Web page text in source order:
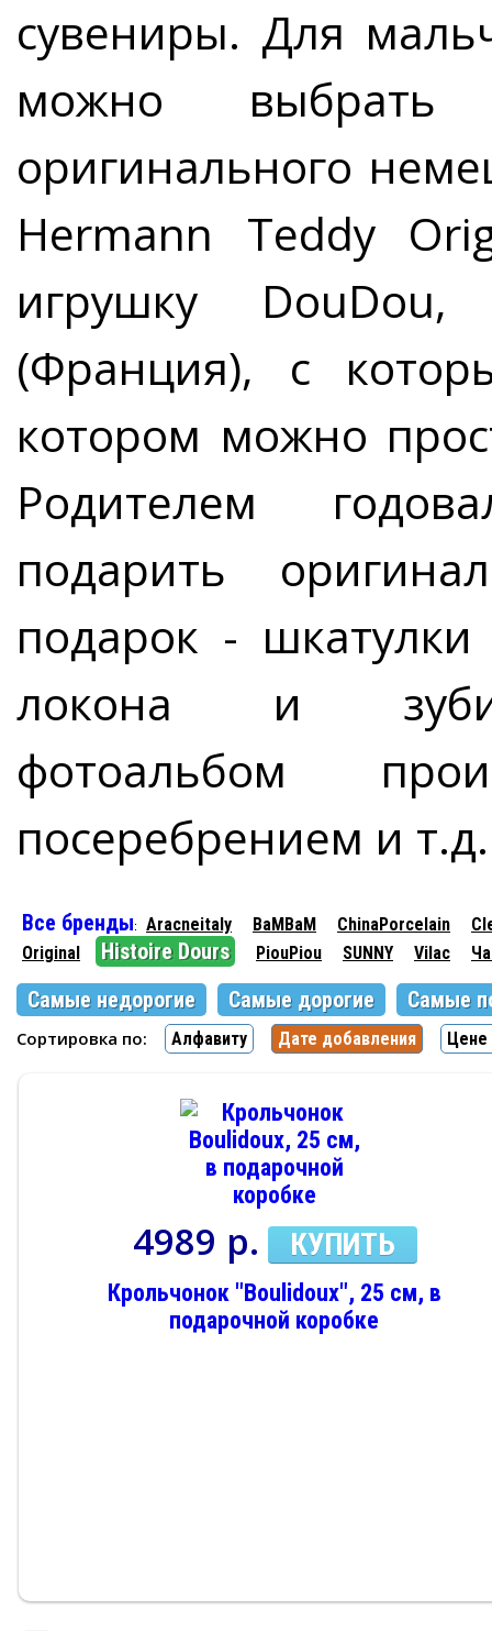
сувениры. Для
можно
оригинального
Hermann Teddy
игрушку DouDou,
(Франция), с
котором можно
Родителем
подарить
подарок -
локона и
фотоальбом
посеребрением и т.д.
Все бренды: Aracneitaly BaMBaM ChinaPorcelain
Original
Histoire Dours PiouPiou SUNNY Vilac
Самые недорогие Самые дорогие Самые
Сортировка по: Алфавиту Дате добавления Цене
4989 р. КУПИТЬ
Крольчонок "Boulidoux", 25 см, в
подарочной коробке